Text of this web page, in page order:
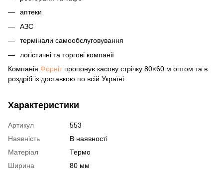
аптеки
АЗС
термінали самообслуговування
логістичні та торгові компанії
Компанія Форнітпропонує касову стрічку 80×60 м оптом та в
роздріб із доставкою по всій Україні.
Характеристики
Артикул
553
Наявність
В наявності
Матеріал
Термо
Ширина
80 мм